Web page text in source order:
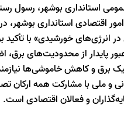
استانداری بوشهر، رسول
اقتصادی استانداری بوشهر،
انرژی‌های خورشیدی» با تأکید
پایدار از محدودیت‌های برق،
برق و کاهش خاموشی‌ها
و ملی با مشارکت همه ارکان
و فعالان اقتصادی است.